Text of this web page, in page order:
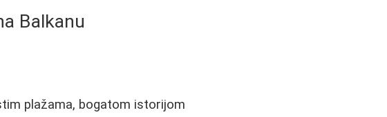
Balkanu
plažama, bogatom istorijom